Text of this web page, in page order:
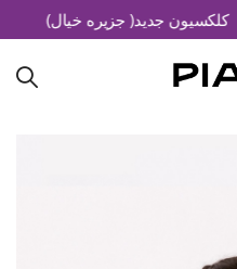
کلکسیون جدید( جزیره خیال)